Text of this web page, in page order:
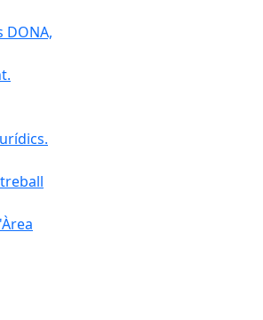
DONA,